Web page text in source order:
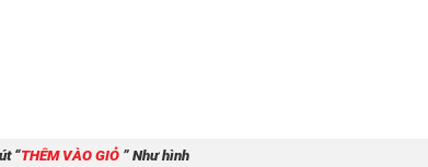
“THÊM VÀO GIỎ ” Như hình